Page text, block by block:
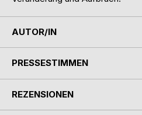
AUTOR/IN
PRESSESTIMMEN
REZENSIONEN